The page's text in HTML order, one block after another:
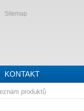
Sitemap
KONTAKT
produktů